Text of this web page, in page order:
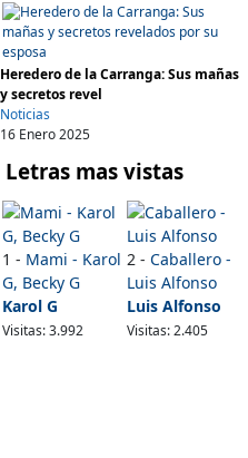
Heredero de la Carranga: Sus mañas
y secretos revel
Noticias
16 Enero 2025
Letras mas vistas
1 - Mami - Karol
G, Becky G
Karol G
Visitas: 3.992
2 -Caballero -
Luis Alfonso
Luis Alfonso
Visitas: 2.405